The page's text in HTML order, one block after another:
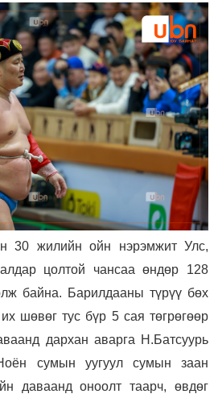
30 жилийн ойн нэрэмжит Улс,
цолтой чансаа өндөр 128
байна. Барилдааны түрүү бөх
шөвөг тус бүр 5 сая төгрөгөөр
дархан аварга Н.Батсуурь
сумын уугуул сумын заан
даваанд оноолт таарч, өвдөг